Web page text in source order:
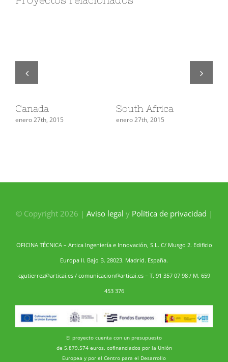
Canada
enero 27th, 2015
South Africa
enero 27th, 2015
© Copyright 2026 | Aviso legal y Política de privacidad |
OFICINA TÉCNICA – Artica Ingeniería e Innovación, S.L. C/ Musgo 2. Edificio
Europa II. Bajo B. 28023. Madrid. España.
cgutierrez@articai.es/ comunicacion@articai.es– T. 91 357 07 98 / M. 659
453 376
El proyecto cuenta con un presupuesto
de 5.879.574 euros, cofinanciados por la Unión
Europea y por el Centro para el Desarrollo